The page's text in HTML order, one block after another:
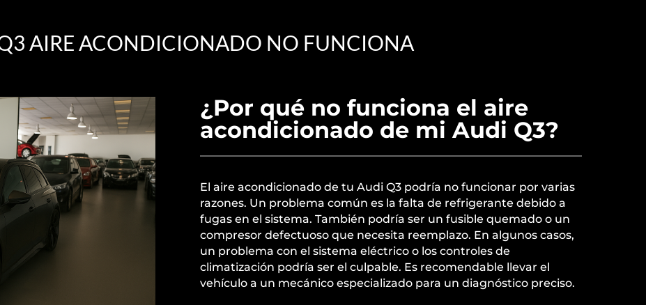
AIRE ACONDICIONADO NO FUNCIONA
¿Por qué no funciona el aire
acondicionado de mi Audi Q3?
El aire acondicionado de tu Audi Q3 podría no funcionar por varias
razones. Un problema común es la falta de refrigerante debido a
fugas en el sistema. También podría ser un fusible quemado o un
compresor defectuoso que necesita reemplazo. En algunos casos,
un problema con el sistema eléctrico o los controles de
climatización podría ser el culpable. Es recomendable llevar el
vehículo a un mecánico especializado para un diagnóstico preciso.